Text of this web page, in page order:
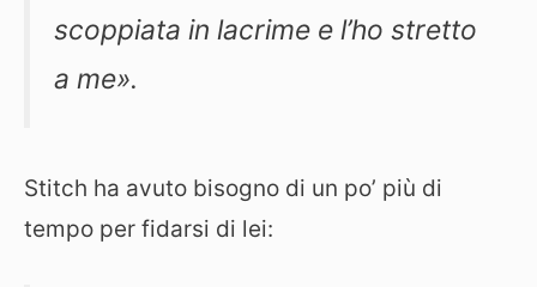
scoppiata in lacrime e l’ho stretto
a me».
Stitch ha avuto bisogno di un po’ più di
tempo per fidarsi di lei: